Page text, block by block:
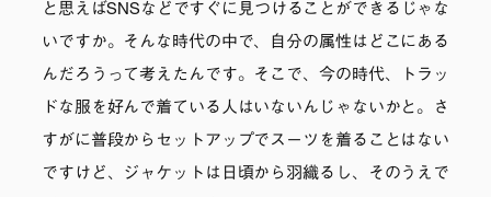
と思えばSNSなどですぐに見つけることができるじゃな
いですか。そんな時代の中で、自分の属性はどこにある
んだろうって考えたんです。そこで、今の時代、トラッ
ドな服を好んで着ている人はいないんじゃないかと。さ
すがに普段からセットアップでスーツを着ることはない
ですけど、ジャケットは日頃から羽織るし、そのうえで